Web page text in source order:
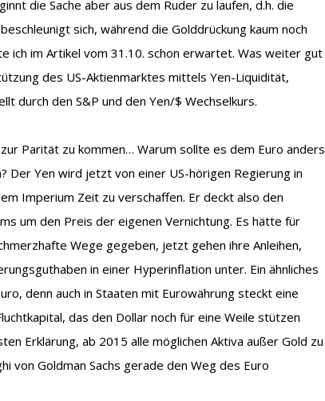
die Sache aber aus dem Ruder zu laufen, d.h. die
sich, während die Golddrückung kaum noch
ich im Artikel vom 31.10. schon erwartet. Was weiter gut
des US-Aktienmarktes mittels Yen-Liquidität,
durch den S&P und den Yen/$ Wechselkurs.
Parität zu kommen… Warum sollte es dem Euro anders
Der Yen wird jetzt von einer US-hörigen Regierung in
Imperium Zeit zu verschaffen. Er deckt also den
um den Preis der eigenen Vernichtung. Es hätte für
Wege gegeben, jetzt gehen ihre Anleihen,
in einer Hyperinflation unter. Ein ähnliches
denn auch in Staaten mit Eurowährung steckt eine
das den Dollar noch für eine Weile stützen
Erklärung, ab 2015 alle möglichen Aktiva außer Gold zu
von Goldman Sachs gerade den Weg des Euro